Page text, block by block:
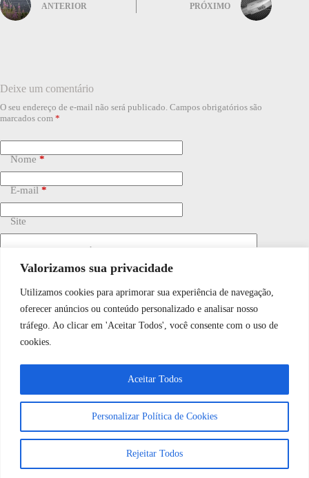
Valorizamos sua privacidade
Utilizamos cookies para aprimorar sua experiência de navegação,
oferecer anúncios ou conteúdo personalizado e analisar nosso
tráfego. Ao clicar em 'Aceitar Todos', você consente com o uso de
cookies.
Personalizar Política de Cookies
Rejeitar Todos
Aceitar Todos
ANTERIOR PRÓXIMO
Deixe um comentário
O seu endereço de e-mail não será publicado. Campos obrigatórios são
marcados com *
Nome *
E-mail *
Site
Adicionar comentário
Salvar meu nome, e-mail e site neste navegador para a
próxima vez que eu comentar.
Publicar comentário
WhatsApp JF Tech
Vamos conversar e descobrir como
podemos ajudá-lo hoje?
Abrir bate-papo